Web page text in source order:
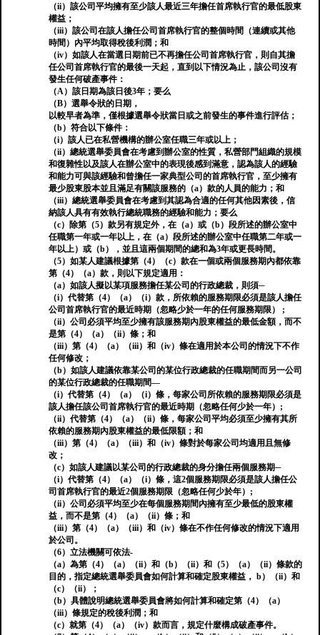
（ii）該公司平均擁有至少該人最近三年擔任首席執行官的最低股東
權益；
（iii）該公司在該人擔任公司首席執行官的整個時間（連續或其他
時間）內平均取得稅後利潤；和
（iv）如該人在當選日期前已不再擔任公司首席執行官，則自其擔
任公司首席執行官的最後一天起，直到以下情況為止，該公司沒有
發生任何破產事件：
（A）該日期為該日後3年；要么
（B）選舉令狀的日期，
以較早者為準，僅根據選舉令狀當日或之前發生的事件進行評估；
（b）符合以下條件：
（i）該人已在私營機構的辦公室任職三年或以上；
（ii）總統選舉委員會在考慮到辦公室的性質，私營部門組織的規模
和復雜性以及該人在辦公室中的表現後感到滿意，認為該人的經驗
和能力可與該經驗和曾擔任一家典型公司的首席執行官，至少擁有
最少股東股本並且滿足有關該服務的（a）款的人員的能力；和
（iii）總統選舉委員會在考慮到其認為合適的任何其他因素後，信
納該人具有有效執行總統職務的經驗和能力；要么
（c）除第（5）款另有規定外，在（a）或（b）段所述的辦公室中
任職第一年或一年以上，在（a）段所述的辦公室中任職第二年或一
年以上）或（b），並且這兩個期間的總和為3年或更長時間。
（5）如某人建議根據第（4）（c）款在一個或兩個服務期內都依靠
第（4）（a）款，則以下規定適用：
（a）如該人擬以某項服務擔任某公司的行政總裁，則須─
（i）代替第（4）（a）（i）款，所依賴的服務期限必須是該人擔任
公司首席執行官的最近時期（忽略少於一年的任何服務期限） ;
（ii）公司必須平均至少擁有該服務期內股東權益的最低金額，而不
是第（4）（a）（ii）條；和
（iii）第（4）（a）（iii）和（iv）條在適用於本公司的情況下不作
任何修改；
（b）如該人建議依靠某公司的某位行政總裁的任職期間而另一公司
的某位行政總裁的任職期間—
（i）代替第（4）（a）（i）條，每家公司所依賴的服務期限必須是
該人擔任該公司首席執行官的最近時期（忽略任何少於一年）;
（ii）代替第（4）（a）（ii）條，每家公司平均必須至少擁有其所
依賴的服務期內股東權益的最低限額；和
（iii）第（4）（a）（iii）和（iv）條對於每家公司均適用且無修
改；
（c）如該人建議以某公司的行政總裁的身分擔任兩個服務期─
（i）代替第（4）（a）（i）條，這2個服務期限必須是該人擔任公
司首席執行官的最近2個服務期限（忽略任何少於年）;
（ii）公司必須平均至少在每個服務期間內擁有至少最低的股東權
益，而不是第（4）（a）（ii）條；和
（iii）第（4）（a）（iii）和（iv）條在不作任何修改的情況下適用
於公司。
（6）立法機關可依法-
（a）為第（4）（a）（ii）和（b）（ii）和（5）（a）（ii）條款的
目的，指定總統選舉委員會如何計算和確定股東權益， b）（ii）和
（c）（ii）；
（b）具體說明總統選舉委員會將如何計算和確定第（4）（a）
（iii）條規定的稅後利潤；和
（c）就第（4）（a）（iv）款而言，規定什麼構成破產事件。